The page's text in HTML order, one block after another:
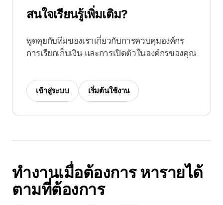
สนใจเรียนรู้เพิ่มเติม?
พูดคุยกับทีมของเราเกี่ยวกับการควบคุมองค์กร
การเรียกเก็บเงิน และการเปิดตัวในองค์กรของคุณ
เข้าสู่ระบบ เริ่มต้นใช้งาน
ทำงานเมื่อต้องการ หารายได้
ตามที่ต้องการ